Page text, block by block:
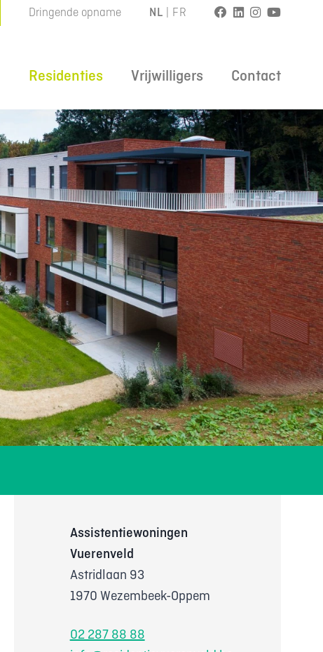
Dringende opname NL FR
Residenties Vrijwilligers Contact
Assistentiewoningen
Vuerenveld
Astridlaan 93
1970 Wezembeek-Oppem
02 287 88 88